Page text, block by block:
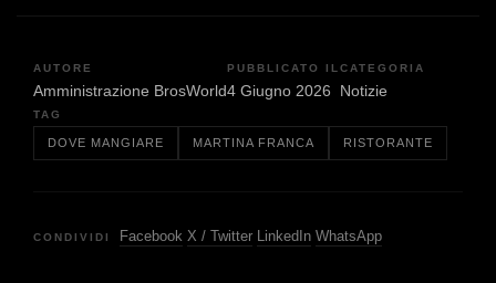
AUTORE
Amministrazione BrosWorld
PUBBLICATO IL
4 Giugno 2026
CATEGORIA
Notizie
TAG
DOVE MANGIARE MARTINA FRANCA RISTORANTE
CONDIVIDI Facebook X / Twitter LinkedIn WhatsApp